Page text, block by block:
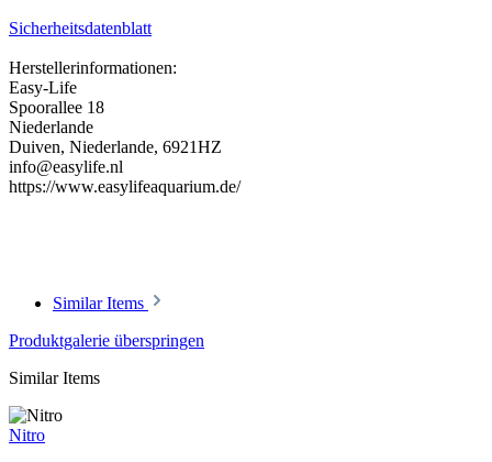
Sicherheitsdatenblatt
Herstellerinformationen:
Easy-Life
Spoorallee 18
Niederlande
Duiven, Niederlande, 6921HZ
info@easylife.nl
https://www.easylifeaquarium.de/
Similar Items
Produktgalerie überspringen
Similar Items
Nitro